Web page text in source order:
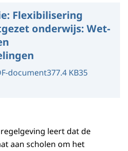
Flexibilisering
onderwijs: Wet-
document377.4 KB35
leert dat de
aan scholen om het